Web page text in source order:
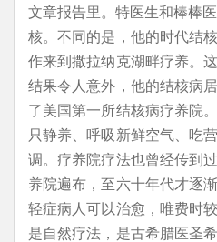
文章报告里。特医生和棒棒
核。不同的是，他的时代结
作来到撒拉纳克湖畔疗养。
结果令人意外，他的结核病
了美国第一所结核病疗养院
只静养、呼吸新鲜空气、吃
调。疗养院疗法也曾经传到
养院遍布，至六十年代才逐
轻症病人可以治愈，唯费时
是自然疗法，是古希腊医圣